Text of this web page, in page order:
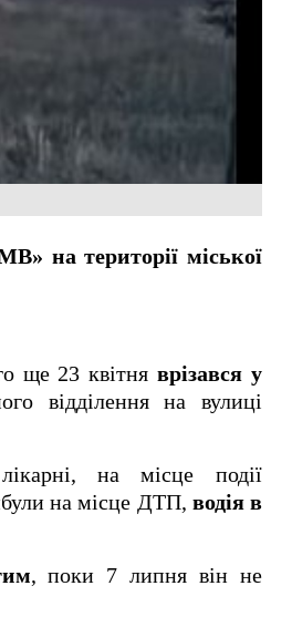
на території міської
ще 23 квітня врізався у
відділення на вулиці
на місце події
на місце ДТП, водія в
, поки 7 липня він не